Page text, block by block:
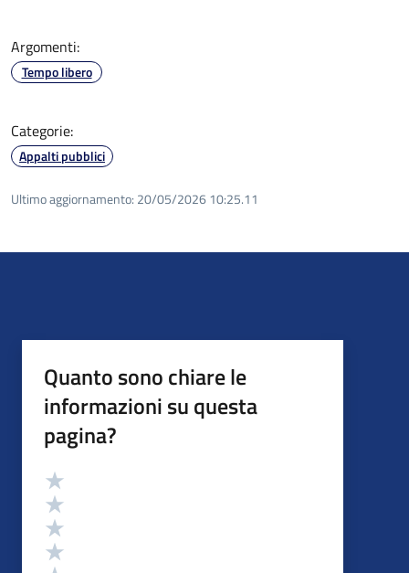
Argomenti:
Tempo libero
Categorie:
Appalti pubblici
Ultimo aggiornamento: 20/05/2026 10:25.11
Quanto sono chiare le
informazioni su questa
pagina?
Valutazione